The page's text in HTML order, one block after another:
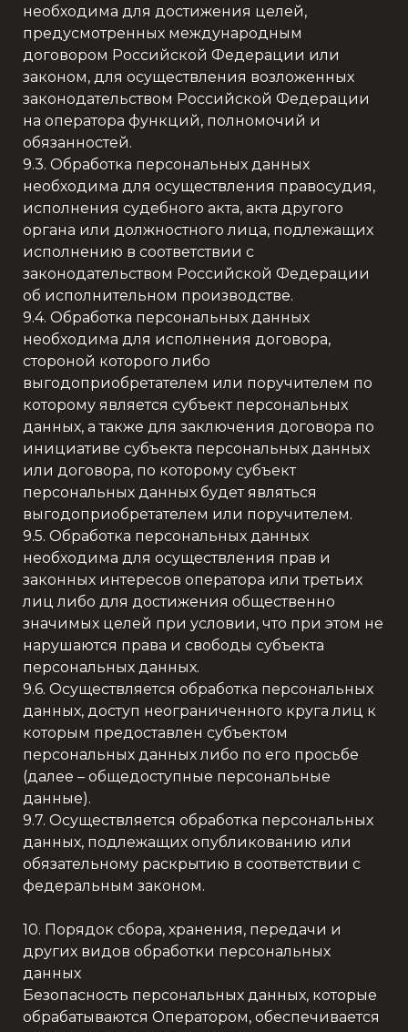
необходима для достижения целей,
предусмотренных международным
договором Российской Федерации или
законом, для осуществления возложенных
законодательством Российской Федерации
на оператора функций, полномочий и
обязанностей.
9.3. Обработка персональных данных
необходима для осуществления правосудия,
исполнения судебного акта, акта другого
органа или должностного лица, подлежащих
исполнению в соответствии с
законодательством Российской Федерации
об исполнительном производстве.
9.4. Обработка персональных данных
необходима для исполнения договора,
стороной которого либо
выгодоприобретателем или поручителем по
которому является субъект персональных
данных, а также для заключения договора по
инициативе субъекта персональных данных
или договора, по которому субъект
персональных данных будет являться
выгодоприобретателем или поручителем.
9.5. Обработка персональных данных
необходима для осуществления прав и
законных интересов оператора или третьих
лиц либо для достижения общественно
значимых целей при условии, что при этом не
нарушаются права и свободы субъекта
персональных данных.
9.6. Осуществляется обработка персональных
данных, доступ неограниченного круга лиц к
которым предоставлен субъектом
персональных данных либо по его просьбе
(далее – общедоступные персональные
данные).
9.7. Осуществляется обработка персональных
данных, подлежащих опубликованию или
обязательному раскрытию в соответствии с
федеральным законом.
10. Порядок сбора, хранения, передачи и
других видов обработки персональных
данных
Безопасность персональных данных, которые
обрабатываются Оператором, обеспечивается